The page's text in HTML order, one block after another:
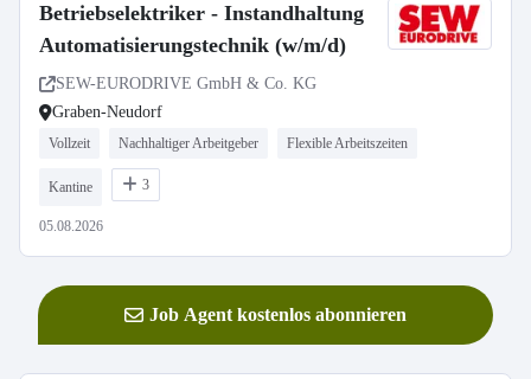
Betriebselektriker - Instandhaltung
Automatisierungstechnik (w/m/d)
SEW-EURODRIVE GmbH & Co. KG
Graben-Neudorf
Vollzeit Nachhaltiger Arbeitgeber Flexible Arbeitszeiten
Kantine 3
05.08.2026
Job Agent kostenlos abonnieren